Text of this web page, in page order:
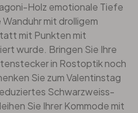
Holz emotionale Tiefe
mit drolligem
mit Punkten mit
wurde. Bringen Sie Ihre
in Rostoptik noch
Sie zum Valentinstag
Schwarzweiss-
Sie Ihrer Kommode mit